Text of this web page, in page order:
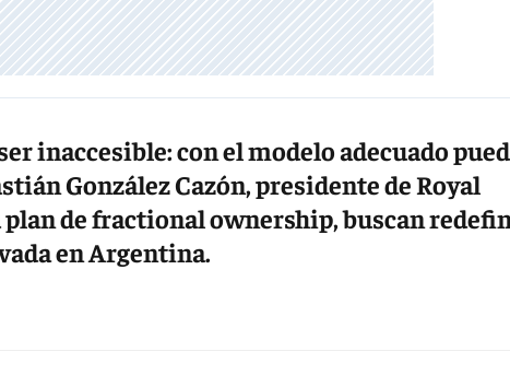
inaccesible: con el modelo adecuado
González Cazón, presidente de Royal
plan de fractional ownership, buscan
en Argentina.